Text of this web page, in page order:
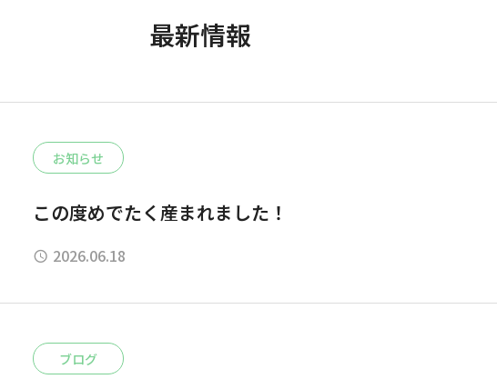
最新情報
お知らせ
この度めでたく産まれました！
2026.06.18
ブログ